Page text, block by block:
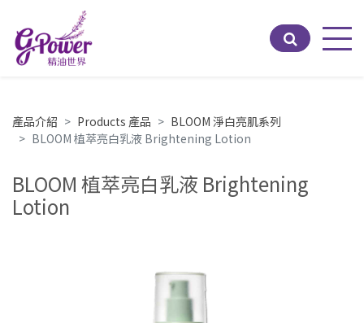
產品介紹 Products 產品
BLOOM 淨白亮肌系列
BLOOM 植萃亮白乳液 Brightening Lotion
BLOOM 植萃亮白乳液 Brightening
Lotion